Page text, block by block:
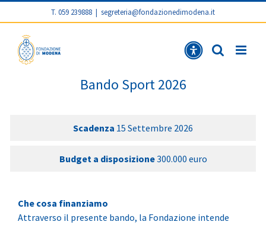
T. 059 239888 | segreteria@fondazionedimodena.it
Bando
Bando Sport 2026
Scadenza 15 Settembre 2026
Budget a disposizione300.000 euro
Che cosa finanziamo
Attraverso il presente bando, la Fondazione intende